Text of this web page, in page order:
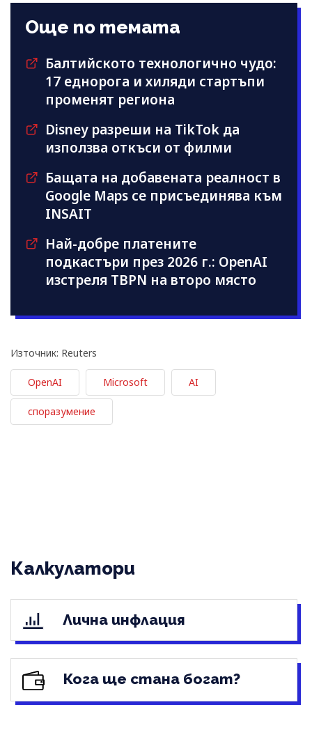
Още по темата
Балтийското технологично чудо:
17 еднорога и хиляди стартъпи
променят региона
Disney разреши на TikTok да
използва откъси от филми
Бащата на добавената реалност в
Google Maps се присъединява към
INSAIT
Най-добре платените
подкастъри през 2026 г.: OpenAI
изстреля TBPN на второ място
Източник: Reuters
OpenAI Microsoft AI
споразумение
Калкулатори
Лична инфлация
Кога ще стана богат?